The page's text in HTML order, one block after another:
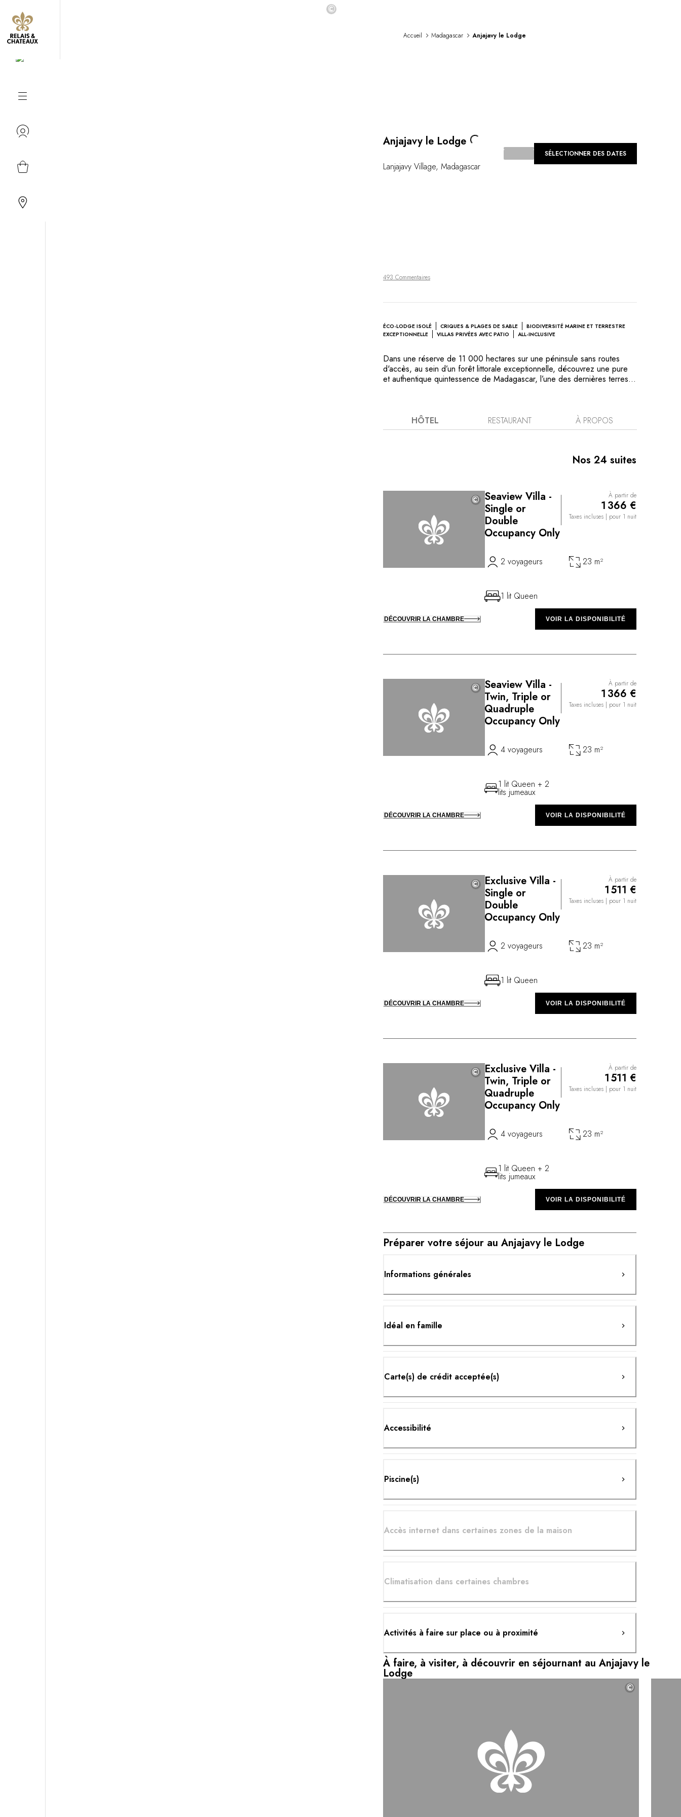
©
Accueil Madagascar Anjajavy le Lodge
Anjajavy le Lodge
Loading...
Lanjajavy Village, Madagascar
SÉLECTIONNER DES DATES
493 Commentaires
ÉCO-LODGE ISOLÉ CRIQUES & PLAGES DE SABLE
BIODIVERSITÉ MARINE ET TERRESTRE
EXCEPTIONNELLE
VILLAS PRIVÉES AVEC PATIO ALL-INCLUSIVE
Dans une réserve de 11 000 hectares sur une péninsule sans routes
d'accès, au sein d’un forêt littorale exceptionnelle, découvrez une pure
et authentique quintessence de Madagascar, l’une des dernières terres
du canal du Mozambique. Le jardin conçu par Camille Muller est un lieu
de rendez-vous privilégié des oiseaux endémiques et des lémuriens
charmants hameaux de pêcheurs, des labyrinthes de grottes et aux
HÔTEL RESTAURANT À PROPOS
Préparer votre séjour au Anjajavy le Lodge
Informations générales
Idéal en famille
Carte(s) de crédit acceptée(s)
Accessibilité
Piscine(s)
Accès internet dans certaines zones de la maison
Climatisation dans certaines chambres
Activités à faire sur place ou à proximité
Nos 24 suites
© Seaview Villa -
Single or
Double
Occupancy Only
À partir de
1 366 €
Taxes incluses | pour 1 nuit
2 voyageurs 23 m²
1 lit Queen
DÉCOUVRIR LA CHAMBRE VOIR LA DISPONIBILITÉ
© Seaview Villa -
Twin, Triple or
Quadruple
Occupancy Only
À partir de
1 366 €
Taxes incluses | pour 1 nuit
4 voyageurs 23 m²
1 lit Queen + 2
lits jumeaux
DÉCOUVRIR LA CHAMBRE VOIR LA DISPONIBILITÉ
© Exclusive Villa -
Single or
Double
Occupancy Only
À partir de
1 511 €
Taxes incluses | pour 1 nuit
2 voyageurs 23 m²
1 lit Queen
DÉCOUVRIR LA CHAMBRE VOIR LA DISPONIBILITÉ
© Exclusive Villa -
Twin, Triple or
Quadruple
Occupancy Only
À partir de
1 511 €
Taxes incluses | pour 1 nuit
4 voyageurs 23 m²
1 lit Queen + 2
lits jumeaux
DÉCOUVRIR LA CHAMBRE VOIR LA DISPONIBILITÉ
À faire, à visiter, à découvrir en séjournant au Anjajavy le
Lodge
©